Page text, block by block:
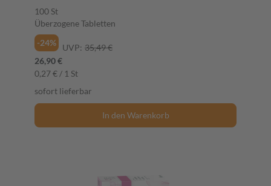
Tabletten
100 St
Überzogene Tabletten
-24%
UVP: 35,49 €
26,90 €
0,27 € / 1 St
sofort lieferbar
In den Warenkorb